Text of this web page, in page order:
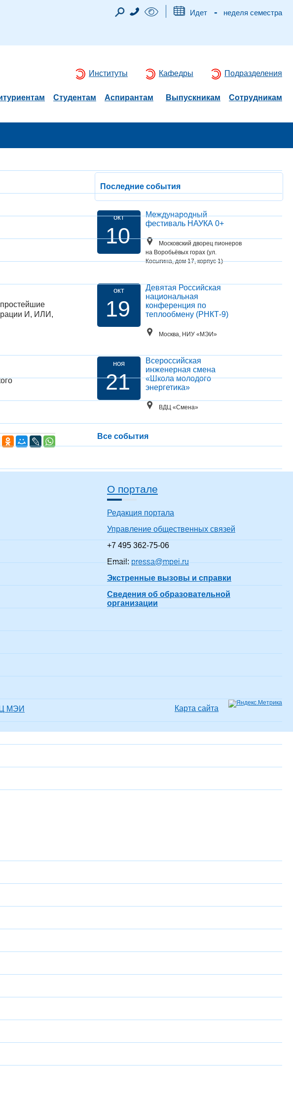
Идет - неделя семестра
Институты Кафедры Подразделения
Студентам Аспирантам Выпускникам Сотрудникам
И, ИЛИ,
Последние события
окт
10
Международный
фестиваль НАУКА 0+
Московский дворец пионеров
на Воробьёвых горах (ул.
Косыгина, дом 17, корпус 1)
окт
19
Девятая Российская
национальная
конференция по
теплообмену (РНКТ-9)
Москва, НИУ «МЭИ»
ноя
21
Всероссийская
инженерная смена
«Школа молодого
энергетика»
ВДЦ «Смена»
Все события
О портале
Редакция портала
Управление общественных связей
+7 495 362-75-06
Email: pressa@mpei.ru
Экстренные вызовы и справки
Сведения об образовательной
организации
МЭИ Карта сайта